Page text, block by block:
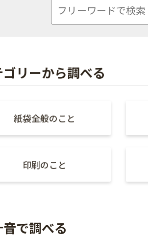
リーから調べる
紙袋全般のこと
印刷のこと
で調べる